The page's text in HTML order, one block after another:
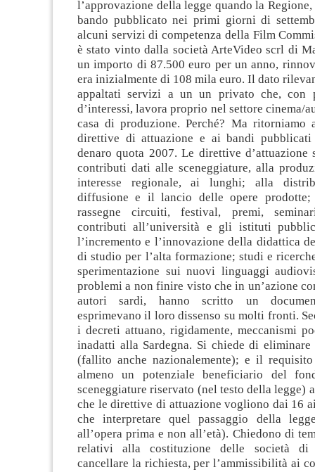
l’approvazione della legge quando la
bando pubblicato nei primi giorni di
alcuni servizi di competenza della Film
è stato vinto dalla società ArteVideo scrl di
un importo di 87.500 euro per un anno,
era inizialmente di 108 mila euro. Il dato
appaltati servizi a un un privato che, con
d’interessi, lavora proprio nel settore cinema/
casa di produzione. Perché? Ma ritorniamo
direttive di attuazione e ai bandi
denaro quota 2007. Le direttive
contributi dati alle sceneggiature, alla
interesse regionale, ai lunghi; alla
diffusione e il lancio delle opere prodotte;
rassegne circuiti, festival, premi,
contributi all’università e gli istituti
l’incremento e l’innovazione della didattica
di studio per l’alta formazione; studi e
sperimentazione sui nuovi linguaggi
problemi a non finire visto che in un’azione
autori sardi, hanno scritto un
esprimevano il loro dissenso su molti fronti.
i decreti attuano, rigidamente, meccanismi
inadatti alla Sardegna. Si chiede di
(fallito anche nazionalemente); e il
almeno un potenziale beneficiario del
sceneggiature riservato (nel testo della legge)
che le direttive di attuazione vogliono dai 16
che interpretare quel passaggio della
all’opera prima e non all’età). Chiedono di
relativi alla costituzione delle società di
cancellare la richiesta, per l’ammissibilità ai